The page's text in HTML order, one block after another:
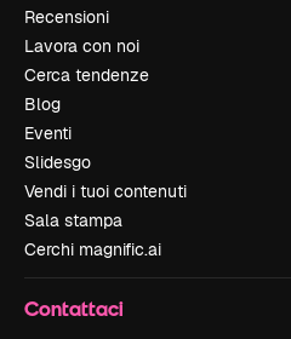
Recensioni
Lavora con noi
Cerca tendenze
Blog
Eventi
Slidesgo
Vendi i tuoi contenuti
Sala stampa
Cerchi magnific.ai
Contattaci